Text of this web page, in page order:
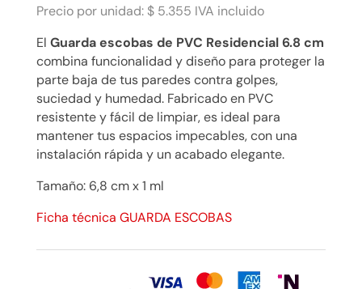
Negro
5.355
cantidad
Precio por unidad: $ 5.355 IVA incluido
El Guarda escobas de PVC Residencial 6.8 cm
combina funcionalidad y diseño para proteger la
parte baja de tus paredes contra golpes,
suciedad y humedad. Fabricado en PVC
resistente y fácil de limpiar, es ideal para
mantener tus espacios impecables, con una
instalación rápida y un acabado elegante.
Tamaño: 6,8 cm x 1 ml
Ficha técnica GUARDA ESCOBAS